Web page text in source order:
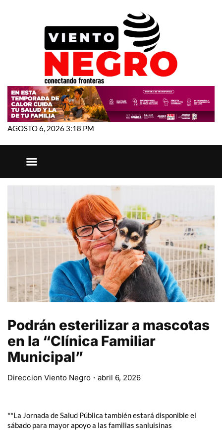
AGOSTO 6, 2026 3:18 PM
Podrán esterilizar a mascotas
en la “Clínica Familiar
Municipal”
Direccion Viento Negro abril 6, 2026
**La Jornada de Salud Pública también estará disponible el
sábado para mayor apoyo a las familias sanluisinas